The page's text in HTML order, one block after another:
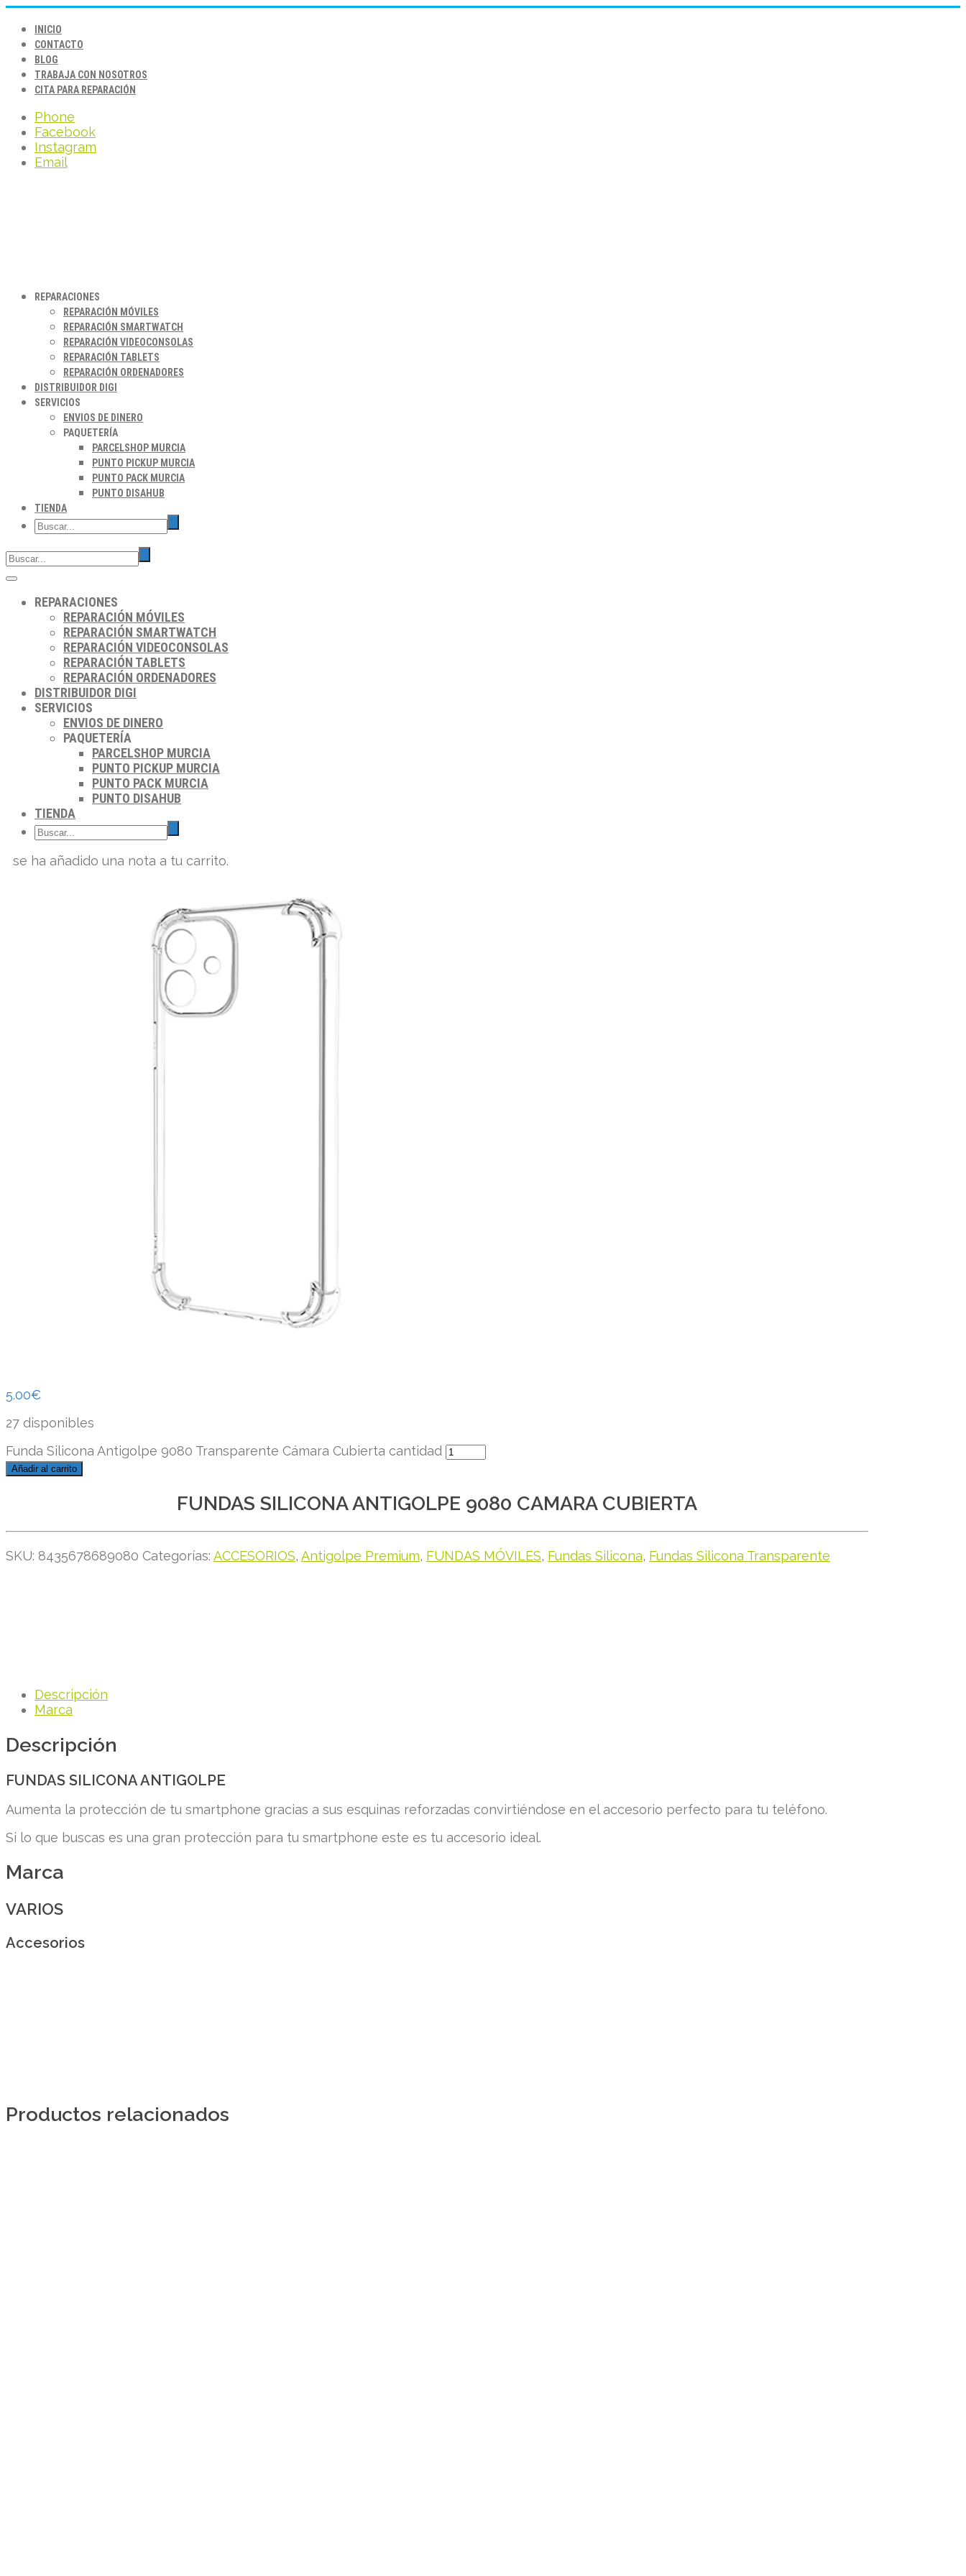
INICIO
CONTACTO
BLOG
TRABAJA CON NOSOTROS
CITA PARA REPARACIÓN
Phone
Facebook
Instagram
Email
REPARACIONES
REPARACIÓN MÓVILES
REPARACIÓN SMARTWATCH
REPARACIÓN VIDEOCONSOLAS
REPARACIÓN TABLETS
REPARACIÓN ORDENADORES
DISTRIBUIDOR DIGI
SERVICIOS
ENVIOS DE DINERO
PAQUETERÍA
PARCELSHOP MURCIA
PUNTO PICKUP MURCIA
PUNTO PACK MURCIA
PUNTO DISAHUB
TIENDA
REPARACIONES
REPARACIÓN MÓVILES
REPARACIÓN SMARTWATCH
REPARACIÓN VIDEOCONSOLAS
REPARACIÓN TABLETS
REPARACIÓN ORDENADORES
DISTRIBUIDOR DIGI
SERVICIOS
ENVIOS DE DINERO
PAQUETERÍA
PARCELSHOP MURCIA
PUNTO PICKUP MURCIA
PUNTO PACK MURCIA
PUNTO DISAHUB
TIENDA
se ha añadido una nota a tu carrito.
5.00€
27 disponibles
Funda Silicona Antigolpe 9080 Transparente Cámara Cubierta cantidad
Añadir al carrito
FUNDAS SILICONA ANTIGOLPE 9080 CAMARA CUBIERTA
SKU: 8435678689080 Categorías: ACCESORIOS, Antigolpe Premium, FUNDAS MÓVILES, Fundas Silicona, Fundas Silicona Transparente
Descripción
Marca
Descripción
FUNDAS SILICONA ANTIGOLPE
Aumenta la protección de tu smartphone gracias a sus esquinas reforzadas convirtiéndose en el accesorio perfecto para tu teléfono.
Si lo que buscas es una gran protección para tu smartphone este es tu accesorio ideal.
Marca
VARIOS
Accesorios
Productos relacionados